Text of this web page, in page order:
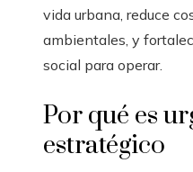
vida urbana, reduce
ambientales, y
social para operar.
Por qué es
estratégico